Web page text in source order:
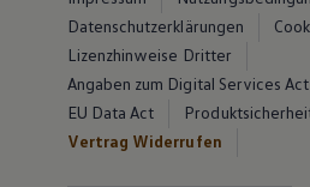
Datenschutzerklärungen
Lizenzhinweise Dritter
Angaben zum Digital Services Act
EU Data Act
Vertrag Widerrufen